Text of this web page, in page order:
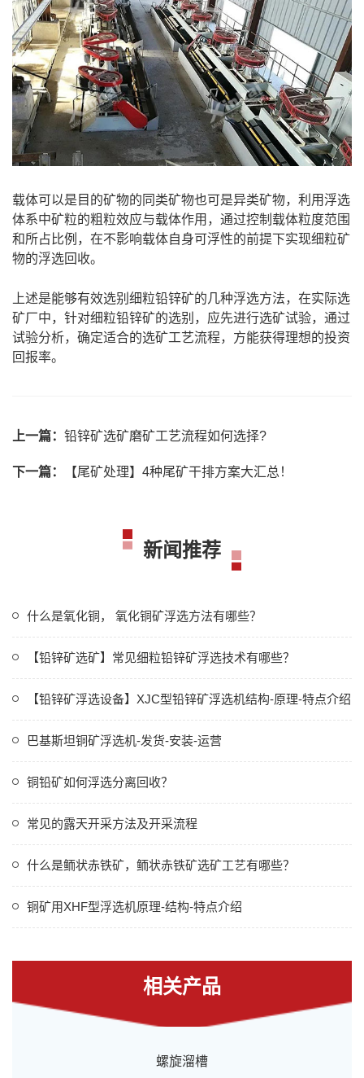
载体可以是目的矿物的同类矿物也可是异类矿物，利用浮选
体系中矿粒的粗粒效应与载体作用，通过控制载体粒度范围
和所占比例，在不影响载体自身可浮性的前提下实现细粒矿
物的浮选回收。
上述是能够有效选别细粒铅锌矿的几种浮选方法，在实际选
矿厂中，针对细粒铅锌矿的选别，应先进行选矿试验，通过
试验分析，确定适合的选矿工艺流程，方能获得理想的投资
回报率。
上一篇： 铅锌矿选矿磨矿工艺流程如何选择?
下一篇： 【尾矿处理】4种尾矿干排方案大汇总！
新闻推荐
什么是氧化铜， 氧化铜矿浮选方法有哪些？
【铅锌矿选矿】常见细粒铅锌矿浮选技术有哪些？
【铅锌矿浮选设备】XJC型铅锌矿浮选机结构-原理-特点介绍
巴基斯坦铜矿浮选机-发货-安装-运营
铜铅矿如何浮选分离回收？
常见的露天开采方法及开采流程
什么是鲕状赤铁矿，鲕状赤铁矿选矿工艺有哪些？
铜矿用XHF型浮选机原理-结构-特点介绍
相关产品
螺旋溜槽